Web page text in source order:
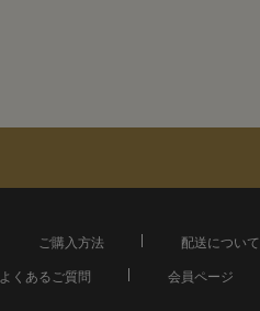
ご購入方法 配送について
よくあるご質問
会員ページ